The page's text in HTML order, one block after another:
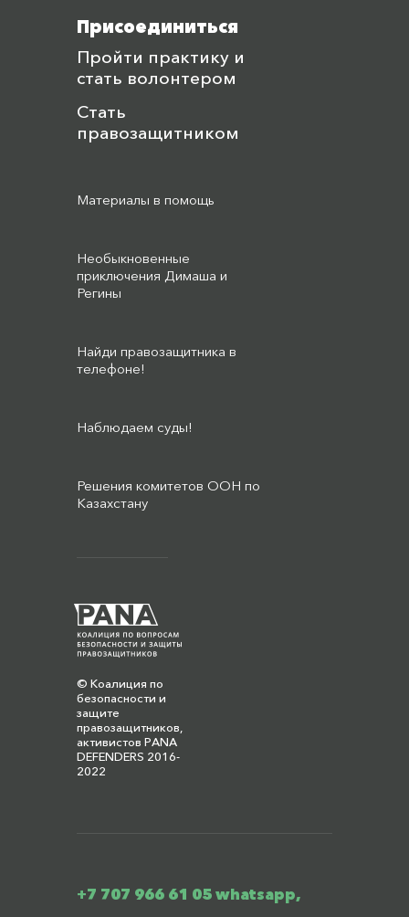
© Коалиция по
безопасности и
защите
правозащитников,
активистов PANA
DEFENDERS 2016-
2022
Присоединиться
Пройти практику и
стать волонтером
Стать
правозащитником
Материалы в помощь
Необыкновенные
приключения Димаша и
Регины
Найди правозащитника в
телефоне!
Наблюдаем суды!
Решения комитетов ООН по
Казахстану
+7 707 966 61 05 whatsapp,